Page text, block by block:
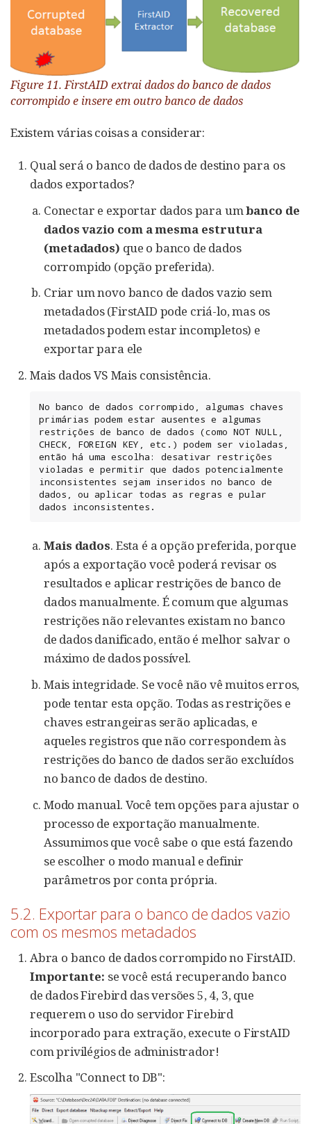
Figure 11. FirstAID extrai dados do banco de dados
corrompido e insere em outro banco de dados
Existem várias coisas a considerar:
Qual será o banco de dados de destino para os
dados exportados?
Conectar e exportar dados para umbanco de
dados vazio com a mesma estrutura
(metadados) que o banco de dados
corrompido (opção preferida).
Criar um novo banco de dados vazio sem
metadados (FirstAID pode criá-lo, mas os
metadados podem estar incompletos) e
exportar para ele
Mais dados VS Mais consistência.
No banco de dados corrompido, algumas chaves
primárias podem estar ausentes e algumas
restrições de banco de dados (como NOT NULL,
CHECK, FOREIGN KEY, etc.) podem ser violadas,
então há uma escolha: desativar restrições
violadas e permitir que dados potencialmente
inconsistentes sejam inseridos no banco de
dados, ou aplicar todas as regras e pular
dados inconsistentes.
Mais dados. Esta é a opção preferida, porque
após a exportação você poderá revisar os
resultados e aplicar restrições de banco de
dados manualmente. É comum que algumas
restrições não relevantes existam no banco
de dados danificado, então é melhor salvar o
máximo de dados possível.
Mais integridade. Se você não vê muitos erros,
pode tentar esta opção. Todas as restrições e
chaves estrangeiras serão aplicadas, e
aqueles registros que não correspondem às
restrições do banco de dados serão excluídos
no banco de dados de destino.
Modo manual. Você tem opções para ajustar o
processo de exportação manualmente.
Assumimos que você sabe o que está fazendo
se escolher o modo manual e definir
parâmetros por conta própria.
5.2. Exportar para o banco de dados vazio
com os mesmos metadados
Abra o banco de dados corrompido no FirstAID.
Importante: se você está recuperando banco
de dados Firebird das versões 5, 4, 3, que
requerem o uso do servidor Firebird
incorporado para extração, execute o FirstAID
com privilégios de administrador!
Escolha "Connect to DB":